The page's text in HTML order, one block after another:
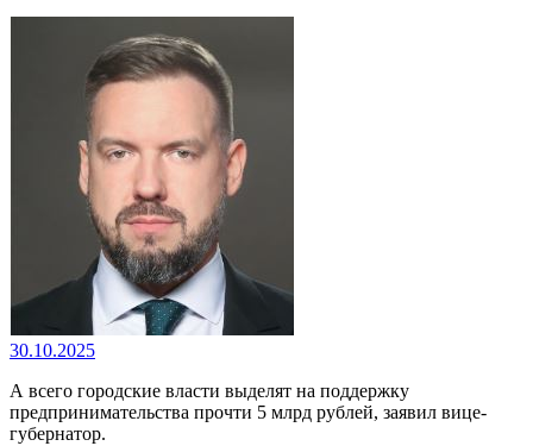
30.10.2025
А всего городские власти выделят на поддержку
предпринимательства прочти 5 млрд рублей, заявил вице-
губернатор.